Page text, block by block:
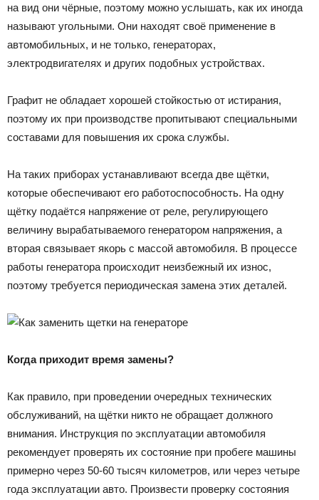
на вид они чёрные, поэтому можно услышать, как их иногда
называют угольными. Они находят своё применение в
автомобильных, и не только, генераторах,
электродвигателях и других подобных устройствах.
Графит не обладает хорошей стойкостью от истирания,
поэтому их при производстве пропитывают специальными
составами для повышения их срока службы.
На таких приборах устанавливают всегда две щётки,
которые обеспечивают его работоспособность. На одну
щётку подаётся напряжение от реле, регулирующего
величину вырабатываемого генератором напряжения, а
вторая связывает якорь с массой автомобиля. В процессе
работы генератора происходит неизбежный их износ,
поэтому требуется периодическая замена этих деталей.
Когда приходит время замены?
Как правило, при проведении очередных технических
обслуживаний, на щётки никто не обращает должного
внимания. Инструкция по эксплуатации автомобиля
рекомендует проверять их состояние при пробеге машины
примерно через 50-60 тысяч километров, или через четыре
года эксплуатации авто. Произвести проверку состояния